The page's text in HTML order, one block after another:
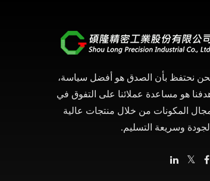
نحتفظ بأن الصدق هو أفضل سياسة،
هو مساعدة عملائنا على التفوق في
المكونات من خلال منتجات عالية
الجودة وسريعة التسليم.